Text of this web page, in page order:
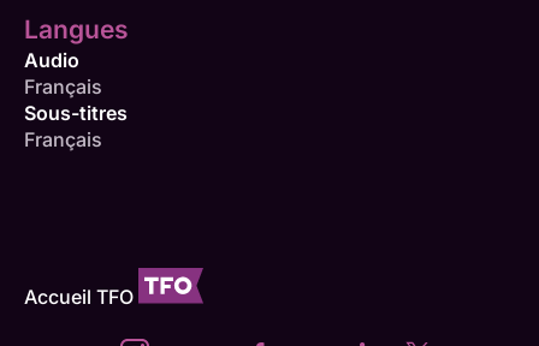
Langues
Audio
Français
Sous-titres
Français
Accueil TFO